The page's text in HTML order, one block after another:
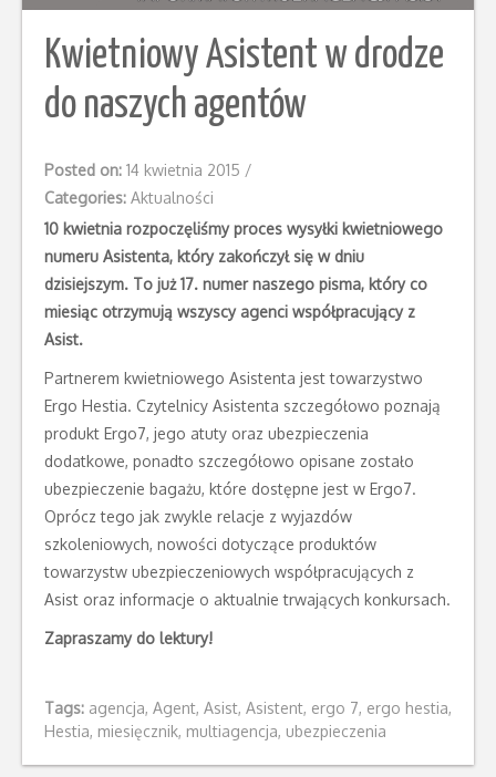
Kwietniowy Asistent w drodze
do naszych agentów
Posted on: 14 kwietnia 2015 /
Categories: Aktualności
10 kwietnia rozpoczęliśmy proces wysyłki kwietniowego
numeru Asistenta, który zakończył się w dniu
dzisiejszym. To już 17. numer naszego pisma, który co
miesiąc otrzymują wszyscy agenci współpracujący z
Asist.
Partnerem kwietniowego Asistenta jest towarzystwo
Ergo Hestia. Czytelnicy Asistenta szczegółowo poznają
produkt Ergo7, jego atuty oraz ubezpieczenia
dodatkowe, ponadto szczegółowo opisane zostało
ubezpieczenie bagażu, które dostępne jest w Ergo7.
Oprócz tego jak zwykle relacje z wyjazdów
szkoleniowych, nowości dotyczące produktów
towarzystw ubezpieczeniowych współpracujących z
Asist oraz informacje o aktualnie trwających konkursach.
Zapraszamy do lektury!
Tags: agencja, Agent, Asist, Asistent, ergo 7, ergo hestia,
Hestia, miesięcznik, multiagencja, ubezpieczenia